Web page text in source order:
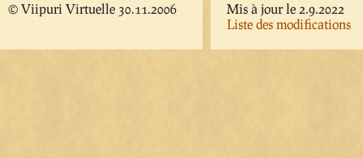
© Viipuri Virtuelle 30.11.2006
Mis à jour le 2.9.2022
Liste des modifications